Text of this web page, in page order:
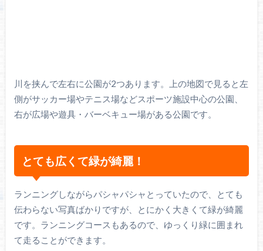
川を挟んで左右に公園が2つあります。上の地図で見ると左
側がサッカー場やテニス場などスポーツ施設中心の公園、
右が広場や遊具・バーベキュー場がある公園です。
とても広くて緑が綺麗！
ランニングしながらパシャパシャとっていたので、とても
伝わらない写真ばかりですが、とにかく大きくて緑が綺麗
です。ランニングコースもあるので、ゆっくり緑に囲まれ
て走ることができます。